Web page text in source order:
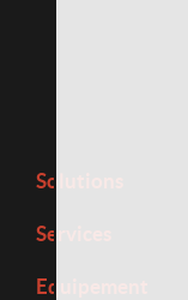
Solutions
Services
Equipement